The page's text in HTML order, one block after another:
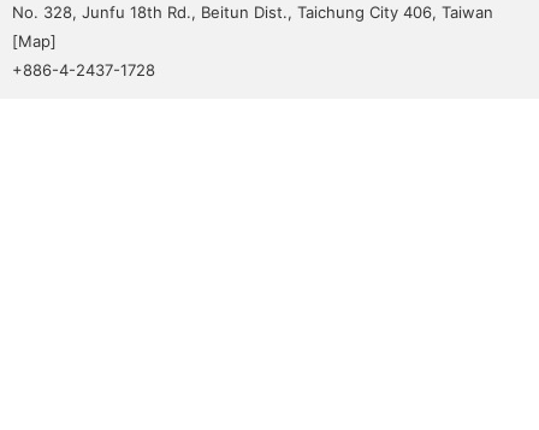
No. 328, Junfu 18th Rd., Beitun Dist., Taichung City 406, Taiwan
[Map]
+886-4-2437-1728